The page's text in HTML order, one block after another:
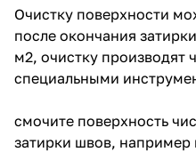
Очистку поверхности
после окончания
м2, очистку производят
специальными
смочите поверхность
затирки швов,